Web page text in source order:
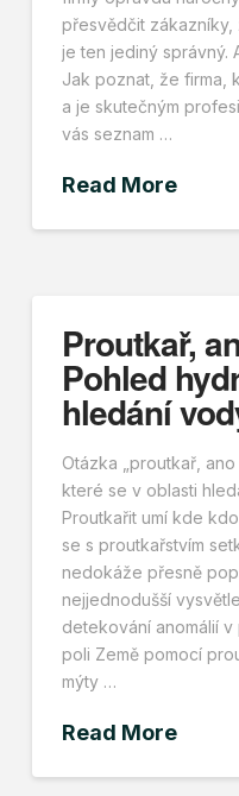
přesvědčit
je ten jediný správný.
Jak poznat, že firma,
a je skutečným
vás seznam …
Read More
Proutkař,
Pohled
hledání
Otázka „proutkař,
které se v oblasti
Proutkařit umí kde
se s proutkařstvím
nedokáže přesně
nejjednodušší
detekování anomálií
poli Země pomocí
mýty …
Read More